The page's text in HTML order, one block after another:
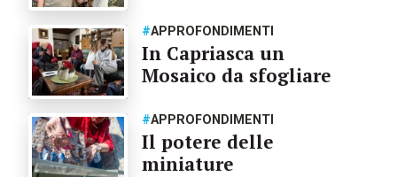
#APPROFONDIMENTI
In Capriasca un
Mosaico da sfogliare
#APPROFONDIMENTI
Il potere delle
miniature